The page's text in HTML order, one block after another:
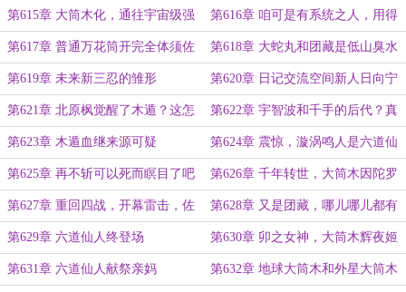
不缺了
第615章 大筒木化，通往宇宙级强
者的门票
第616章 咱可是有系统之人，用得
着那么没底线吗？
第617章 普通万花筒开完全体须佐
能乎？这合理吗？
第618章 大蛇丸和团藏是低山臭水
遇知音
第619章 未来新三忍的雏形 第620章 日记交流空间新人日向宁
次参上
第621章 北原枫觉醒了木遁？这怎
么可能？
第622章 宇智波和千手的后代？真
是难以想象！
第623章 木遁血继来源可疑 第624章 震惊，漩涡鸣人是六道仙
人儿子？
第625章 再不斩可以死而瞑目了吧 第626章 千年转世，大筒木因陀罗
的怨念是什么呢？
第627章 重回四战，开幕雷击，佐
助濒死
第628章 又是团藏，哪儿哪儿都有
你
第629章 六道仙人终登场 第630章 卯之女神，大筒木辉夜姬
参上
第631章 六道仙人献祭亲妈 第632章 地球大筒木和外星大筒木